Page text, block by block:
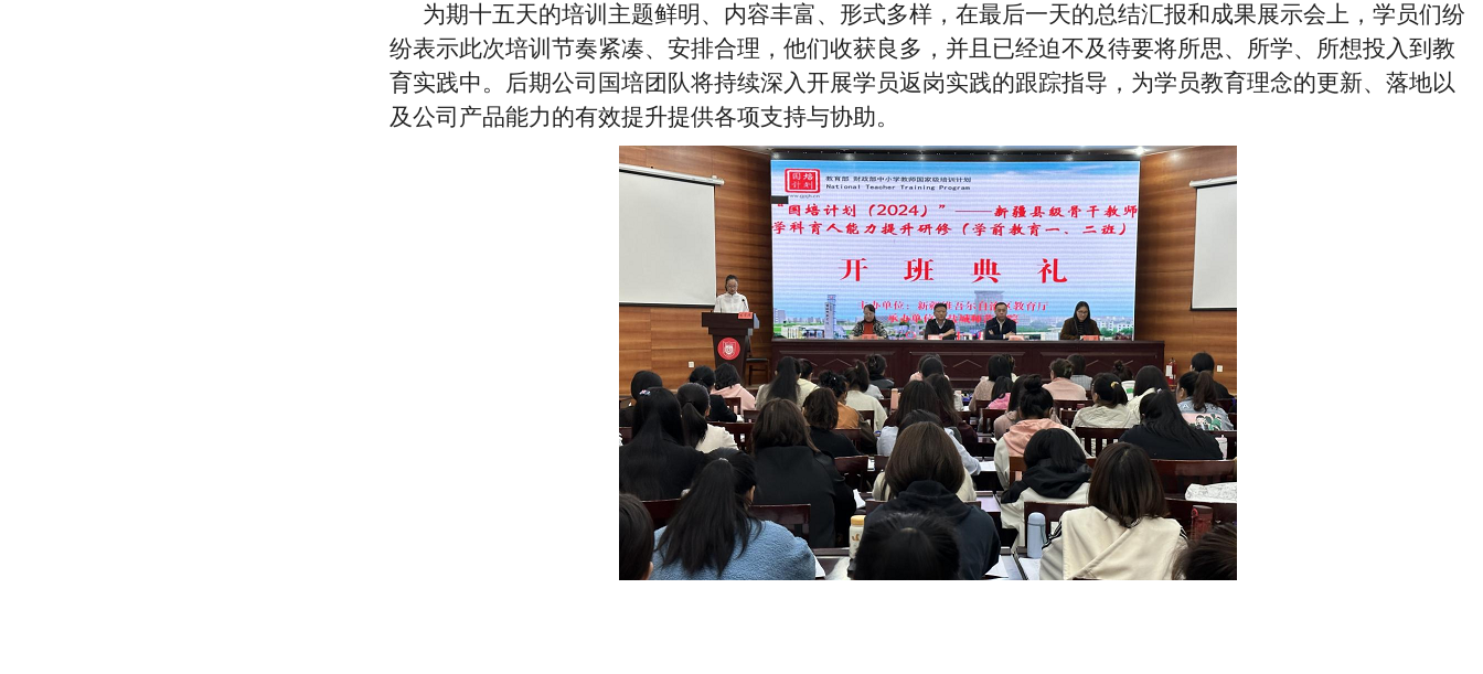
为期十五天的培训主题鲜明、内容丰富、形式多样，在最后一天的总结汇报和成果展示会上，学员们纷
纷表示此次培训节奏紧凑、安排合理，他们收获良多，并且已经迫不及待要将所思、所学、所想投入到教
育实践中。后期公司国培团队将持续深入开展学员返岗实践的跟踪指导，为学员教育理念的更新、落地以
及公司产品能力的有效提升提供各项支持与协助。